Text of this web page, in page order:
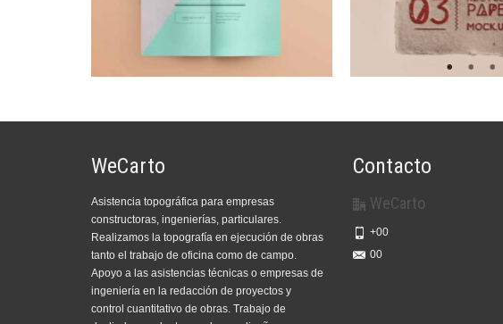
WeCarto
Asistencia topográfica para empresas
constructoras, ingenierías, particulares.
Realizamos la topografía en ejecución de obras
tanto el trabajo de oficina como de campo.
Apoyo a las asistencias técnicas o empresas de
ingeniería en la redacción de proyectos y
control cuantitativo de obras. Trabajo de
Contacto
WeCarto
+00
00